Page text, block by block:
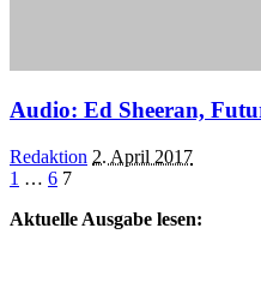
Audio: Ed Sheeran,
Posted
by
Redaktion 2. April 2017
1 … 6 7
Aktuelle Ausgabe lesen: